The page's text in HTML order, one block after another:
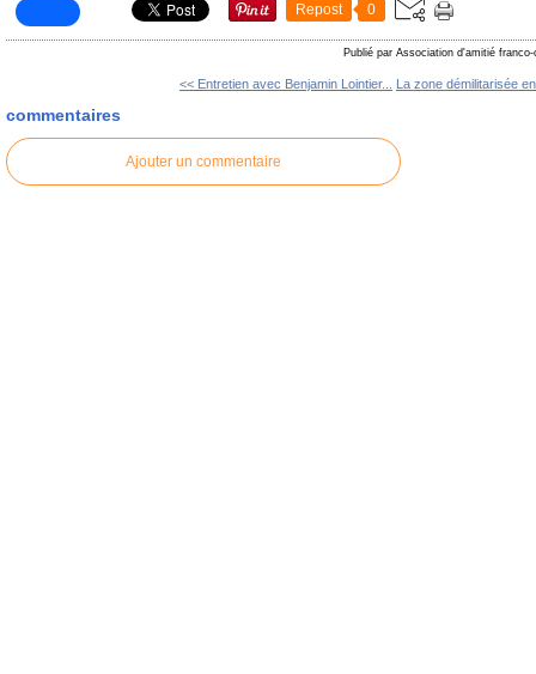
Repost 0
Publié par Association d'amitié franco-
<< Entretien avec Benjamin Lointier... La zone démilitarisée
commentaires
Ajouter un commentaire